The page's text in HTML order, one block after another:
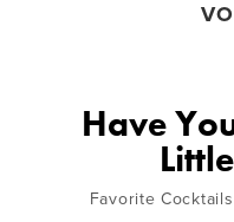
Have
Favorite